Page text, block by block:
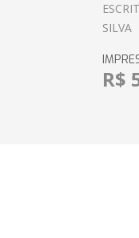
SILVA
R$